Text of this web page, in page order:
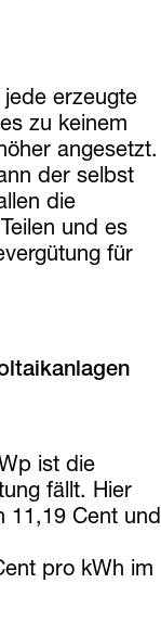
erzeugte
zu keinem
angesetzt.
der selbst
die
und es
für
ist die
fällt. Hier
11,19 Cent und
pro kWh im